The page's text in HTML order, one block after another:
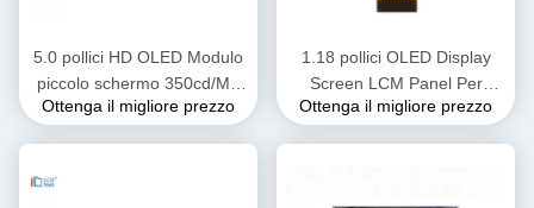
5.0 pollici HD OLED Modulo
piccolo schermo 350cd/M2
720*1280 pixel
Ottenga il migliore prezzo
1.18 pollici OLED Display
Screen LCM Panel Per
Smart Watch Indossare
Ottenga il migliore prezzo